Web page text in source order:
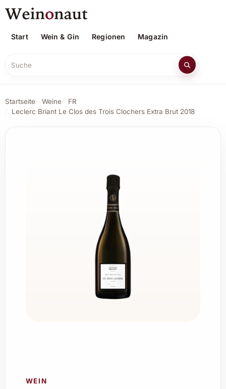
Start Wein & Gin Regionen Magazin
Suche
Startseite Weine
FR
Leclerc Briant Le Clos des Trois Clochers Extra Brut 2018
WEIN